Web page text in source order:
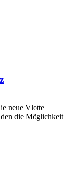
neue Vlotte
die Möglichkeit